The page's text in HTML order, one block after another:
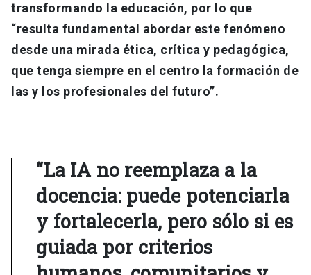
transformando la educación, por lo que
“resulta fundamental abordar este fenómeno
desde una mirada ética, crítica y pedagógica,
que tenga siempre en el centro la formación de
las y los profesionales del futuro”.
“La IA no reemplaza a la
docencia: puede potenciarla
y fortalecerla, pero sólo si es
guiada por criterios